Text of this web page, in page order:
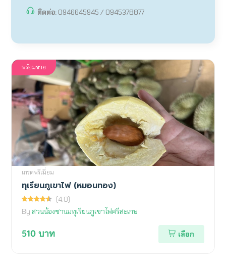
ติดต่อ: 0946645945 / 0945378877
พร้อมขาย
เกรดพรีเมี่ยม
ทุเรียนภูเขาไฟ (หมอนทอง)
(4.0)
By สวนน้องชานมทุเรียนภูเขาไฟศรีสะเกษ
510 บาท เลือก